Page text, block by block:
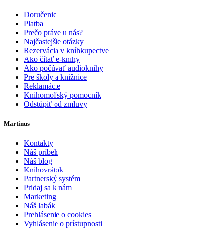
Doručenie
Platba
Prečo práve u nás?
Najčastejšie otázky
Rezervácia v kníhkupectve
Ako čítať e-knihy
Ako počúvať audioknihy
Pre školy a knižnice
Reklamácie
Knihomoľský pomocník
Odstúpiť od zmluvy
Martinus
Kontakty
Náš príbeh
Náš blog
Knihovrátok
Partnerský systém
Pridaj sa k nám
Marketing
Náš labák
Prehlásenie o cookies
Vyhlásenie o prístupnosti